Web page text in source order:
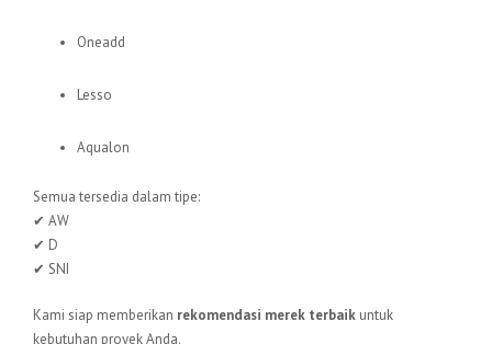
Oneadd
Lesso
Aqualon
Semua tersedia dalam tipe:
✔ AW
✔ D
✔ SNI
Kami siap memberikan rekomendasi merek terbaik untuk
kebutuhan proyek Anda.